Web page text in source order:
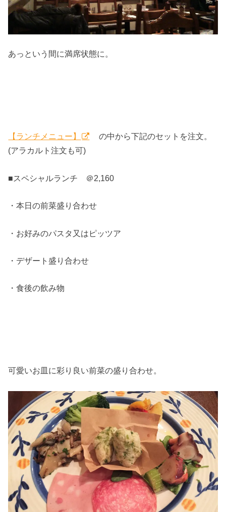
あっという間に満席状態に。
【ランチメニュー】
の中から下記のセットを注文。
(アラカルト注文も可)
■スペシャルランチ ＠2,160
・本日の前菜盛り合わせ
・お好みのパスタ又はピッツア
・デザート盛り合わせ
・食後の飲み物
可愛いお皿に彩り良い前菜の盛り合わせ。